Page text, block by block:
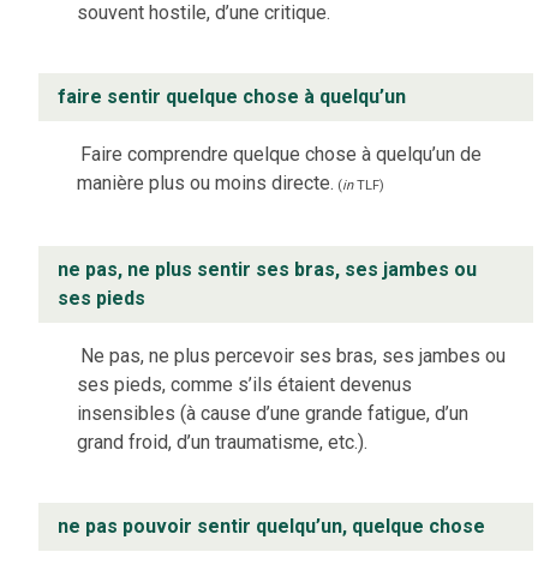
souvent hostile, d’une critique.
faire sentir quelque chose à quelqu’un
Faire comprendre quelque chose à quelqu’un de
manière plus ou moins directe. (inTLF)
ne pas, ne plus sentir ses bras, ses jambes ou
ses pieds
Ne pas, ne plus percevoir ses bras, ses jambes ou
ses pieds, comme s’ils étaient devenus
insensibles (à cause d’une grande fatigue, d’un
grand froid, d’un traumatisme, etc.).
ne pas pouvoir sentir quelqu’un, quelque chose